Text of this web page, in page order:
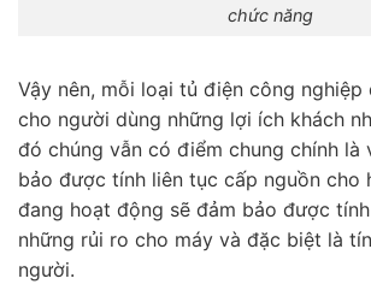
chức năng
Vậy nên, mỗi loại tủ điện công nghiệp
cho người dùng những lợi ích khách
đó chúng vẫn có điểm chung chính là
bảo được tính liên tục cấp nguồn cho
đang hoạt động sẽ đảm bảo được
những rủi ro cho máy và đặc biệt là
người.